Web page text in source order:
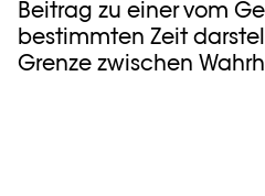
Beitrag zu einer vom
bestimmten Zeit
Grenze zwischen